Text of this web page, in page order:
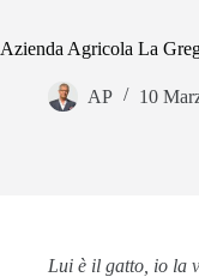
Azienda Agricola La
AP 10
Lui è il gatto, io la